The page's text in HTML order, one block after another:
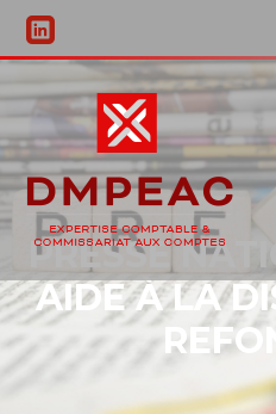
Aller
contenu
PRESSE
AIDE À LA